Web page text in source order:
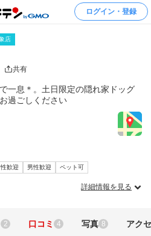
ログイン・登録
店
共有
一息＊。土日限定の隠れ家ドッグ
過ごしください
歓迎 男性歓迎 ペット可
詳細情報を見る
2 口コミ 4 写真 8 アク